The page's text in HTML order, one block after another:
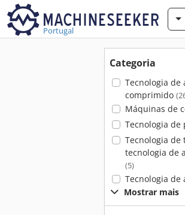
Portugal
Categoria
Tecnologia de
comprimido
Máquinas de
Tecnologia de
Tecnologia de
tecnologia de
(5)
Tecnologia de
Mostrar mais